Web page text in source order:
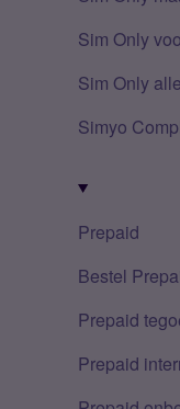
Sim Only
Sim Only
Simyo
Prepaid
Bestel
Prepaid
Prepaid